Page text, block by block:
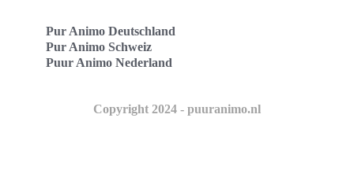
Pur Animo Deutschland
Pur Animo Schweiz
Puur Animo Nederland
Copyright 2024 - puuranimo.nl